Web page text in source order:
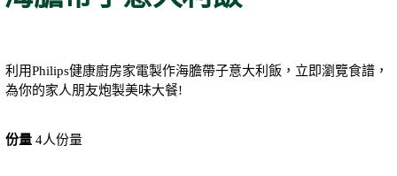
利用Philips健康廚房家電製作海膽帶子意大利飯，立即瀏覽食譜，
為你的家人朋友炮製美味大餐!
份量 4人份量